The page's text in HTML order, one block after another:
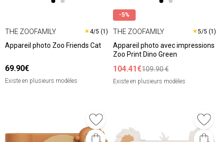
THE ZOOFAMILY ★4/5 (1)
Appareil photo Zoo Friends Cat
69.90€
Existe en plusieurs modèles
-5%
THE ZOOFAMILY ★5/5 (1)
Appareil photo avec impressions
Zoo Print Dino Green
104.41€109.90 €
Existe en plusieurs modèles